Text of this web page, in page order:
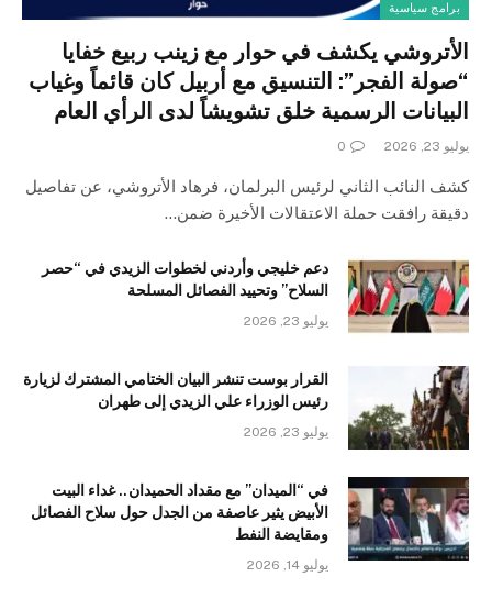
برامج سياسية
الأتروشي يكشف في حوار مع زينب ربيع خفايا
“صولة الفجر”: التنسيق مع أربيل كان قائماً وغياب
البيانات الرسمية خلق تشويشاً لدى الرأي العام
يوليو 23, 2026 0
كشف النائب الثاني لرئيس البرلمان، فرهاد الأتروشي، عن تفاصيل
دقيقة رافقت حملة الاعتقالات الأخيرة ضمن…
دعم خليجي وأردني لخطوات الزيدي في “حصر
السلاح” وتحييد الفصائل المسلحة
يوليو 23, 2026
القرار بوست تنشر البيان الختامي المشترك لزيارة
رئيس الوزراء علي الزيدي إلى طهران
يوليو 23, 2026
في “الميدان” مع مقداد الحميدان.. غداء البيت
الأبيض يثير عاصفة من الجدل حول سلاح الفصائل
ومقايضة النفط
يوليو 14, 2026